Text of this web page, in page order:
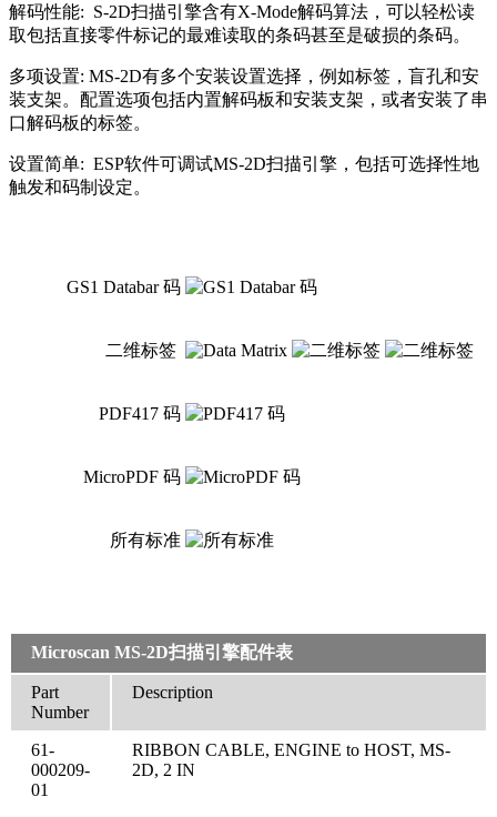
解码性能: S-2D扫描引擎含有X-Mode解码算法，可以轻松读
取包括直接零件标记的最难读取的条码甚至是破损的条码。
多项设置: MS-2D有多个安装设置选择，例如标签，盲孔和安
装支架。配置选项包括内置解码板和安装支架，或者安装了串
口解码板的标签。
设置简单: ESP软件可调试MS-2D扫描引擎，包括可选择性地
触发和码制设定。
GS1 Databar 码
二维标签
PDF417 码
MicroPDF 码
所有标准
Microscan MS-2D扫描引擎配件表
Part
Number
Description
61-
000209-
01
RIBBON CABLE, ENGINE to HOST, MS-
2D, 2 IN